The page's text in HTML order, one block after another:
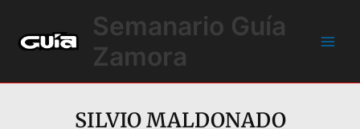
contenido
Semanario Guía
Zamora
SILVIO MALDONADO